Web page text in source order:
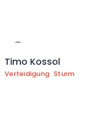
3
Timo Kossol
Verteidigung Sturm